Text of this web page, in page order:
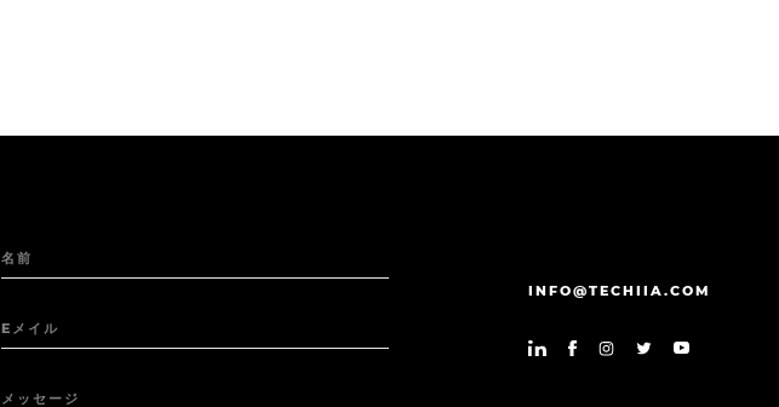
名前
Eメイル
メッセージ
INFO@TECHIIA.COM